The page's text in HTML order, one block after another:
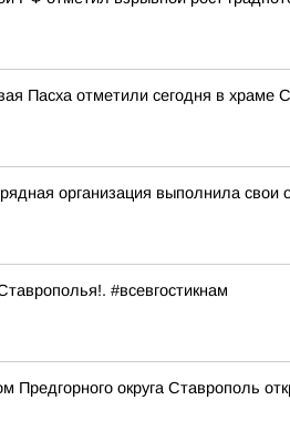
Пасха отметили сегодня в
организация выполнила свои
#всевгостикнам
Предгорного округа Ставрополь